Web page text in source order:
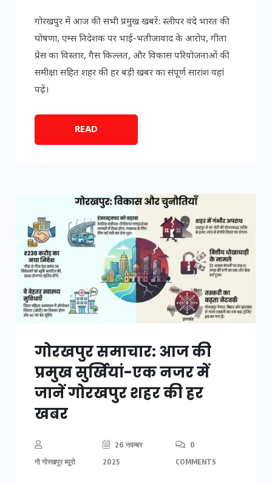
गोरखपुर में आज की सभी प्रमुख खबरें: स्लीपर वंदे भारत की
घोषणा, एम्स निदेशक पर भाई-भतीजावाद के आरोप, गीता
प्रेस का विस्तार, गैस किल्लत, और विकास परियोजनाओं की
समीक्षा सहित शहर की हर बड़ी खबर का संपूर्ण सारांश यहां
पढ़ें।
READ
गोरखपुर समाचार: आज की
प्रमुख सुर्खियां-एक नजर में
जानें गोरखपुर शहर की हर
खबर
गो गोरखपुर ब्यूरो
26 नवम्बर
2025
0
COMMENTS